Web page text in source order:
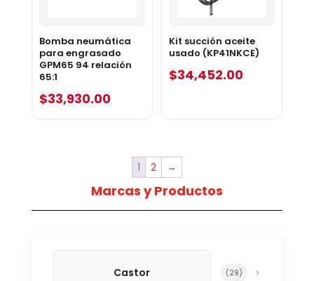
Bomba neumática
para engrasado
GPM65 94 relación
65:1
$33,930.00
Kit succión aceite
usado (KP41NKCE)
$34,452.00
1 2 →
Marcas y Productos
Castor 2929 productos